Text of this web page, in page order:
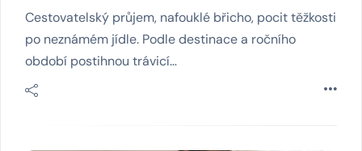
Cestovatelský průjem, nafouklé břicho, pocit těžkosti
po neznámém jídle. Podle destinace a ročního
období postihnou trávicí…